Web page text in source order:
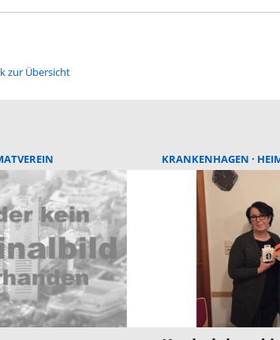
zur Übersicht
KRANKENHAGEN